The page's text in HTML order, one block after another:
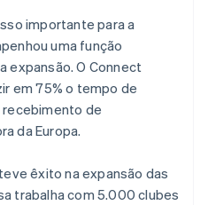
importante para a
uma função
expansão. O Connect
em 75% o tempo de
recebimento de
da Europa.
êxito na expansão das
trabalha com 5.000 clubes